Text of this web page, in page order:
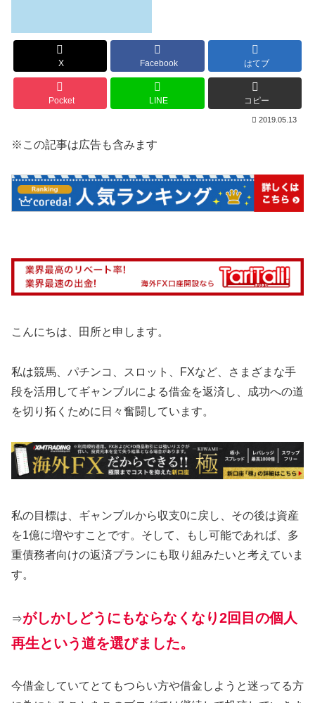
X Facebook はてブ
Pocket LINE コピー
2019.05.13
※この記事は広告も含みます
こんにちは、田所と申します。
私は競馬、パチンコ、スロット、FXなど、さまざまな手
段を活用してギャンブルによる借金を返済し、成功への道
を切り拓くために日々奮闘しています。
私の目標は、ギャンブルから収支0に戻し、その後は資産
を1億に増やすことです。そして、もし可能であれば、多
重債務者向けの返済プランにも取り組みたいと考えていま
す。
⇒がしかしどうにもならなくなり2回目の個人
再生という道を選びました。
今借金していてとてもつらい方や借金しようと迷ってる方